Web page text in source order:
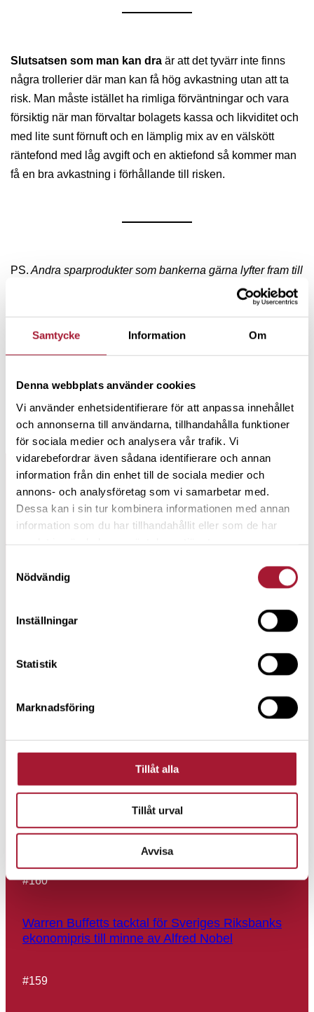
Samtycke Information Om
Denna webbplats använder cookies
Vi använder enhetsidentifierare för att anpassa innehållet
och annonserna till användarna, tillhandahålla funktioner
för sociala medier och analysera vår trafik. Vi
vidarebefordrar även sådana identifierare och annan
information från din enhet till de sociala medier och
annons- och analysföretag som vi samarbetar med.
Dessa kan i sin tur kombinera informationen med annan
information som du har tillhandahållit eller som de har
Nödvändig
Inställningar
Statistik
Marknadsföring
Tillåt alla
Tillåt urval
Avvisa
Slutsatsen som man kan draär att det tyvärr inte finns
några trollerier där man kan få hög avkastning utan att ta
risk. Man måste istället ha rimliga förväntningar och vara
försiktig när man förvaltar bolagets kassa och likviditet och
med lite sunt förnuft och en lämplig mix av en välskött
räntefond med låg avgift och en aktiefond så kommer man
få en bra avkastning i förhållande till risken.
PS. Andra sparprodukter som bankerna gärna lyfter fram till
företagare, som vill placera sin överlikviditet, är
aktieindexobligationer och andra så kallade strukturerade
dem när du väl behöver pengarna, vilket gör dem
värdelösa att placera bolagets likviditet i.
ARKIV SPARREBELLEN
#164
SPENDERA MEDAN DU LEVER
Sju skäl till varför LILIS-aktierna är bra
långsiktiga placeringar
#161
Så här blir du miljonär på din tjänstepension
#160
Warren Buffetts tacktal för Sveriges Riksbanks
ekonomipris till minne av Alfred Nobel
#159